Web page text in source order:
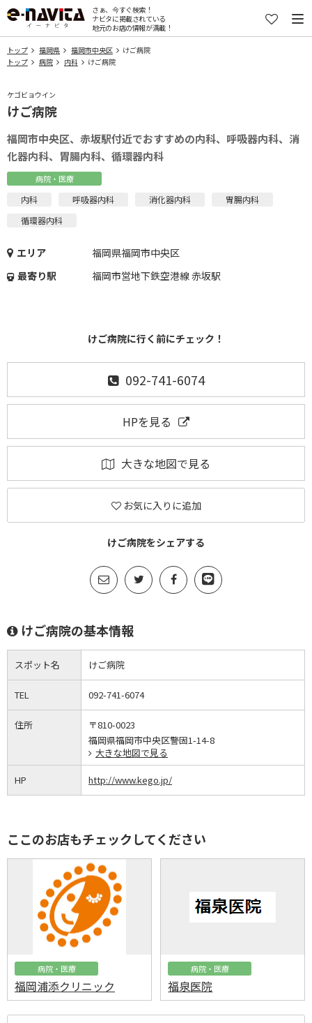
さぁ、今すぐ検索！
ナビタに掲載されている
地元のお店の情報が満載！
トップ 福岡県 福岡市中央区
けご病院
トップ
病院 内科 けご病院
ケゴビョウイン
けご病院
福岡市中央区、赤坂駅付近でおすすめの内科、呼吸器内科、消
化器内科、胃腸内科、循環器内科
病院・医療
内科 呼吸器内科 消化器内科
胃腸内科
循環器内科
エリア
福岡県福岡市中央区
最寄り駅
福岡市営地下鉄空港線 赤坂駅
けご病院に行く前にチェック！
092-741-6074
HPを見る
大きな地図で見る
お気に入りに追加
けご病院をシェアする
けご病院の基本情報
スポット名 けご病院
TEL 092-741-6074
住所
〒810-0023
福岡県福岡市中央区警固1-14-8
大きな地図で見る
HP http://www.kego.jp/
ここのお店もチェックしてください
病院・医療
福岡浦添クリニック
病院・医療
福泉医院